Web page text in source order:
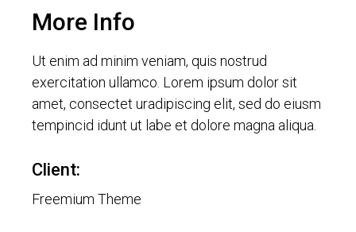
More Info
Ut enim ad minim veniam, quis nostrud
exercitation ullamco. Lorem ipsum dolor sit
amet, consectet uradipiscing elit, sed do eiusm
tempincid idunt ut labe et dolore magna aliqua.
Client:
Freemium Theme